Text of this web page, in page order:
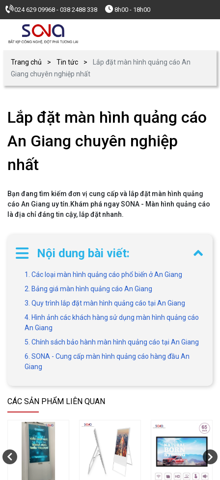
024 629 09968 - 038 2488 338 8h00 - 18h00
Trang chủ Tin tức
Lắp đặt màn hình quảng cáo An
Giang chuyên nghiệp nhất
Lắp đặt màn hình quảng cáo
An Giang chuyên nghiệp
nhất
Bạn đang tìm kiếm đơn vị cung cấp và lắp đặt màn hình quảng
cáo An Giang uy tín.Khám phá ngay SONA - Màn hình quảng cáo
là địa chỉ đáng tin cậy, lắp đặt nhanh.
Nội dung bài viết:
1. Các loại màn hình quảng cáo phổ biến ở An Giang
2. Bảng giá màn hình quảng cáo An Giang
3. Quy trình lắp đặt màn hình quảng cáo tại An Giang
4. Hình ảnh các khách hàng sử dụng màn hình quảng cáo
An Giang
5. Chính sách bảo hành màn hình quảng cáo tại An Giang
6. SONA - Cung cấp màn hình quảng cáo hàng đầu An
Giang
CÁC SẢN PHẨM LIÊN QUAN